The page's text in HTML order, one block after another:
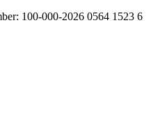
100-000-2026 0564 1523 6